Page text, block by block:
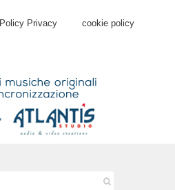
Policy Privacy cookie policy